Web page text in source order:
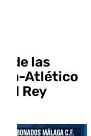
de las
Atlético
Rey